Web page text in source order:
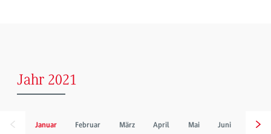
Jahr 2021
Januar Februar März April Mai Juni Juli